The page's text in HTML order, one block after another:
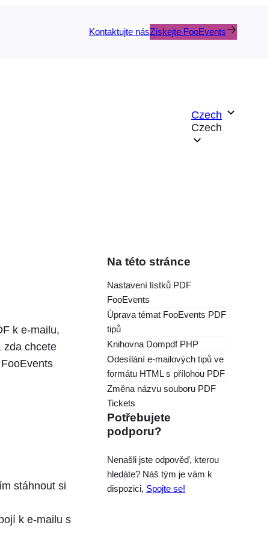
Kontaktujte násZískejte FooEvents
Czech
Czech
k e-mailu,
zda chcete
stáhnout si
k e-mailu s
Na této stránce
Nastavení lístků PDF
FooEvents
Úprava témat FooEvents PDF
tipů
Knihovna Dompdf PHP
Odesílání e-mailových tipů ve
formátu HTML s přílohou PDF
Změna názvu souboru PDF
Tickets
Potřebujete
podporu?
Nenašli jste odpověď, kterou
hledáte? Náš tým je vám k
dispozici, Spojte se!